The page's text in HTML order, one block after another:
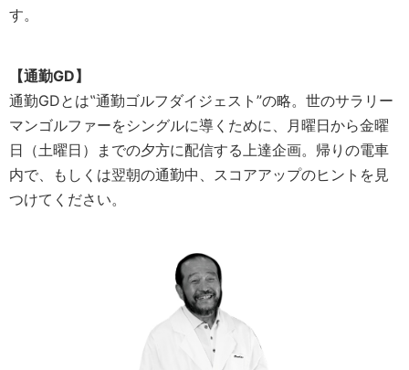
す。
【通勤GD】
通勤GDとは‟通勤ゴルフダイジェスト”の略。世のサラリー
マンゴルファーをシングルに導くために、月曜日から金曜
日（土曜日）までの夕方に配信する上達企画。帰りの電車
内で、もしくは翌朝の通勤中、スコアアップのヒントを見
つけてください。